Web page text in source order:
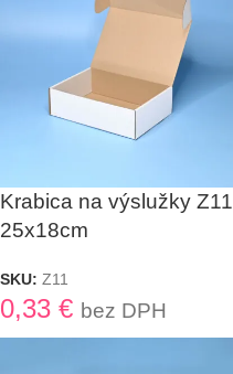
Krabica na výslužky Z11
25x18cm
SKU: Z11
0,33 € bez DPH